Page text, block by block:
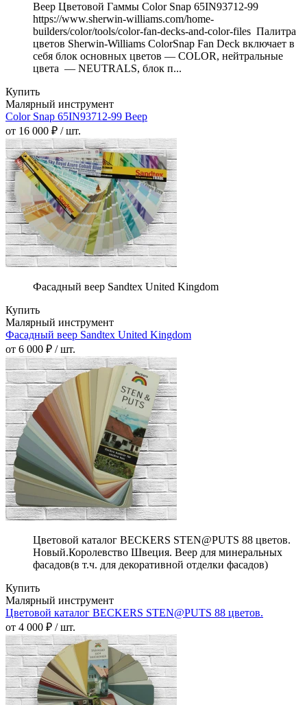
Веер Цветовой Гаммы Color Snap 65IN93712-99
https://www.sherwin-williams.com/home-
builders/color/tools/color-fan-decks-and-color-files Палитра
цветов Sherwin-Williams ColorSnap Fan Deck включает в
себя блок основных цветов — COLOR, нейтральные
цвета — NEUTRALS, блок п...
Купить
Малярный инструмент
Color Snap 65IN93712-99 Веер
от 16 000 ₽ / шт.
Фасадный веер Sandtex United Kingdom
Купить
Малярный инструмент
Фасадный веер Sandtex United Kingdom
от 6 000 ₽ / шт.
Цветовой каталог BECKERS STEN@PUTS 88 цветов.
Новый.Королевство Швеция. Веер для минеральных
фасадов(в т.ч. для декоративной отделки фасадов)
Купить
Малярный инструмент
Цветовой каталог BECKERS STEN@PUTS 88 цветов.
от 4 000 ₽ / шт.